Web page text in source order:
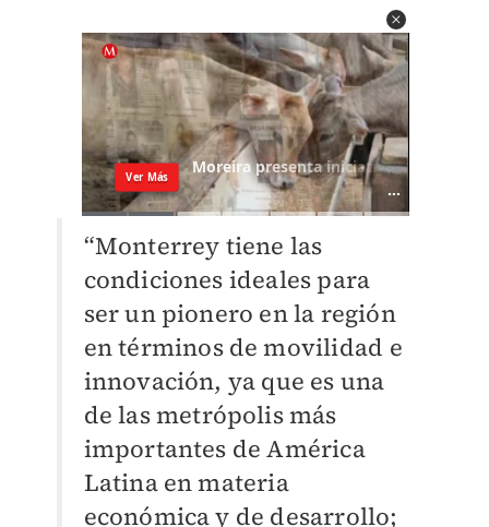
“Monterrey tiene las
condiciones ideales para
ser un pionero en la región
en términos de movilidad e
innovación, ya que es una
de las metrópolis más
importantes de América
Latina en materia
económica y de desarrollo;